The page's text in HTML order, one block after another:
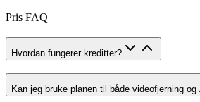
Pris FAQ
Hvordan fungerer kreditter?
Kan jeg bruke planen til både videofjerning og